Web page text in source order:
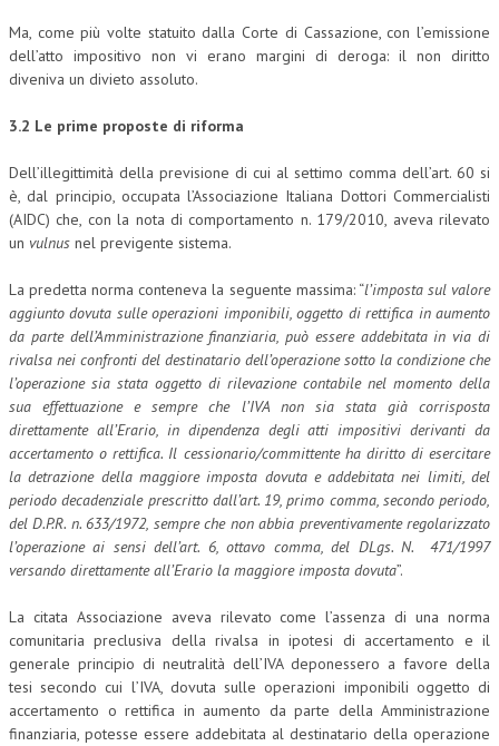
Ma, come più volte statuito dalla Corte di Cassazione, con l’emissione
dell’atto impositivo non vi erano margini di deroga: il non diritto
diveniva un divieto assoluto.
3.2 Le prime proposte di riforma
Dell’illegittimità della previsione di cui al settimo comma dell’art. 60 si
è, dal principio, occupata l’Associazione Italiana Dottori Commercialisti
(AIDC) che, con la nota di comportamento n. 179/2010, aveva rilevato
un vulnus nel previgente sistema.
La predetta norma conteneva la seguente massima: “l’imposta sul valore
aggiunto dovuta sulle operazioni imponibili, oggetto di rettifica in aumento
da parte dell’Amministrazione finanziaria, può essere addebitata in via di
rivalsa nei confronti del destinatario dell’operazione sotto la condizione che
l’operazione sia stata oggetto di rilevazione contabile nel momento della
sua effettuazione e sempre che l’IVA non sia stata già corrisposta
direttamente all’Erario, in dipendenza degli atti impositivi derivanti da
accertamento o rettifica. Il cessionario/committente ha diritto di esercitare
la detrazione della maggiore imposta dovuta e addebitata nei limiti, del
periodo decadenziale prescritto dall’art. 19, primo comma, secondo periodo,
del D.P.R. n. 633/1972, sempre che non abbia preventivamente regolarizzato
l’operazione ai sensi dell’art. 6, ottavo comma, del DLgs. N. 471/1997
versando direttamente all’Erario la maggiore imposta dovuta”.
La citata Associazione aveva rilevato come l’assenza di una norma
comunitaria preclusiva della rivalsa in ipotesi di accertamento e il
generale principio di neutralità dell’IVA deponessero a favore della
tesi secondo cui l’IVA, dovuta sulle operazioni imponibili oggetto di
accertamento o rettifica in aumento da parte della Amministrazione
finanziaria, potesse essere addebitata al destinatario della operazione